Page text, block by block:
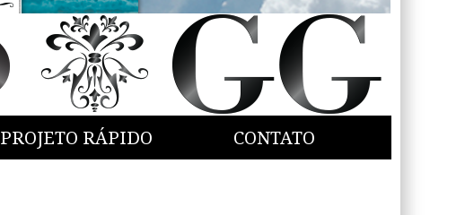
PROJETO RÁPIDO CONTATO